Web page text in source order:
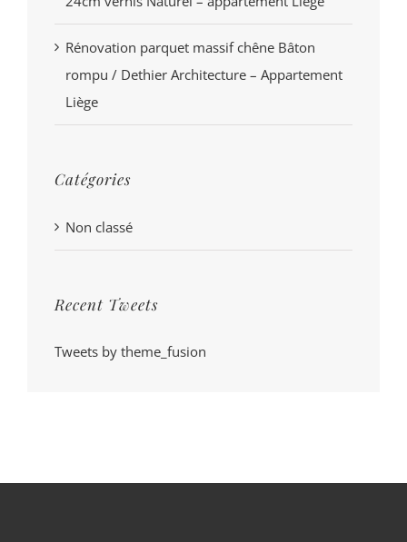
Rénovation parquet massif chêne Bâton
rompu / Dethier Architecture – Appartement
Liège
Catégories
Non classé
Recent Tweets
Tweets by theme_fusion